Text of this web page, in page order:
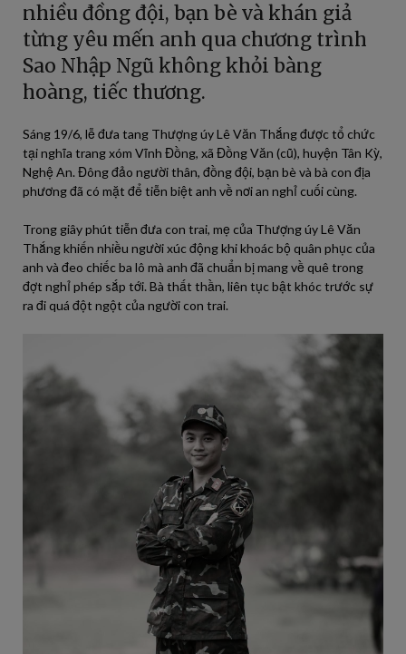
nhiều đồng đội, bạn bè và khán giả
từng yêu mến anh qua chương trình
Sao Nhập Ngũ không khỏi bàng
hoàng, tiếc thương.
Sáng 19/6, lễ đưa tang Thượng úy Lê Văn Thắng được tổ chức
tại nghĩa trang xóm Vĩnh Đồng, xã Đồng Văn (cũ), huyện Tân Kỳ,
Nghệ An. Đông đảo người thân, đồng đội, bạn bè và bà con địa
phương đã có mặt để tiễn biệt anh về nơi an nghỉ cuối cùng.
Trong giây phút tiễn đưa con trai, mẹ của Thượng úy Lê Văn
Thắng khiến nhiều người xúc động khi khoác bộ quân phục của
anh và đeo chiếc ba lô mà anh đã chuẩn bị mang về quê trong
đợt nghỉ phép sắp tới. Bà thất thần, liên tục bật khóc trước sự
ra đi quá đột ngột của người con trai.